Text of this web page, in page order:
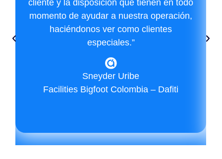
cliente y la disposición que tienen en todo
momento de ayudar a nuestra operación,
haciéndonos ver como clientes
especiales.”
Sneyder Uribe
Facilities Bigfoot Colombia – Dafiti